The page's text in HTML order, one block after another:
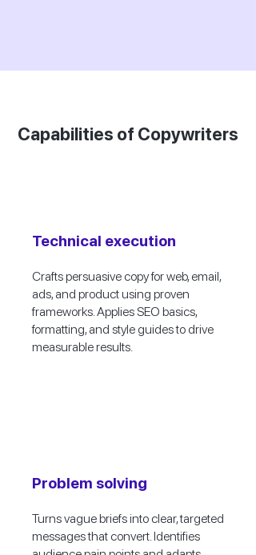
Capabilities of Copywriters
Technical execution
Crafts persuasive copy for web, email,
ads, and product using proven
frameworks. Applies SEO basics,
formatting, and style guides to drive
measurable results.
Problem solving
Turns vague briefs into clear, targeted
messages that convert. Identifies